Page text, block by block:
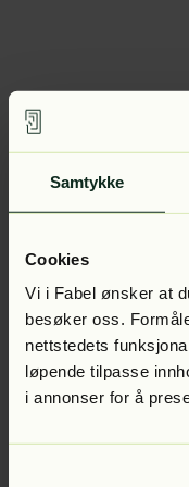
Samtykke
Cookies
Vi i Fabel ønsker at
besøker oss.
nettstedets
løpende tilpasse
i annonser for å